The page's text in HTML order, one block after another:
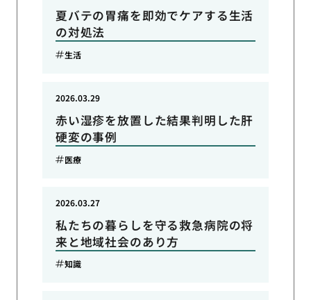
夏バテの胃痛を即効でケアする生活
の対処法
生活
赤い湿疹を放置した結果判明した肝
硬変の事例
2026.03.29
医療
私たちの暮らしを守る救急病院の将
来と地域社会のあり方
2026.03.27
知識